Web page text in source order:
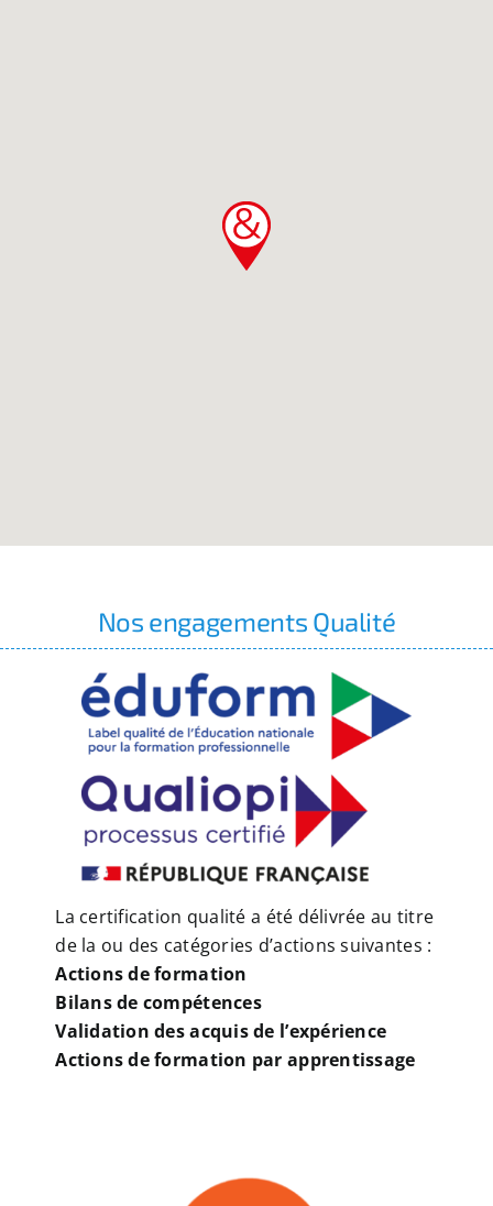
Nos engagements Qualité
La certification qualité a été délivrée au titre
de la ou des catégories d’actions suivantes :
Actions de formation
Bilans de compétences
Validation des acquis de l’expérience
Actions de formation par apprentissage